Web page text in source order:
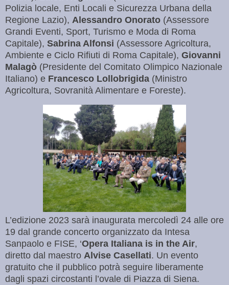
Polizia locale, Enti Locali e Sicurezza Urbana della
Regione Lazio), Alessandro Onorato (Assessore
Grandi Eventi, Sport, Turismo e Moda di Roma
Capitale), Sabrina Alfonsi (Assessore Agricoltura,
Ambiente e Ciclo Rifiuti di Roma Capitale), Giovanni
Malagò (Presidente del Comitato Olimpico Nazionale
Italiano) e Francesco Lollobrigida (Ministro
Agricoltura, Sovranità Alimentare e Foreste).
L’edizione 2023 sarà inaugurata mercoledì 24 alle ore
19 dal grande concerto organizzato da Intesa
Sanpaolo e FISE, ‘Opera Italiana is in the Air,
diretto dal maestro Alvise Casellati. Un evento
gratuito che il pubblico potrà seguire liberamente
dagli spazi circostanti l’ovale di Piazza di Siena.